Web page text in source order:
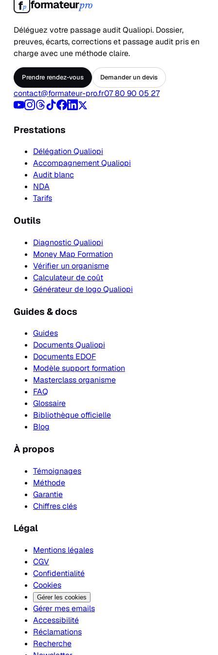
fp formateurpro
Déléguez votre passage audit Qualiopi. Dossier,
preuves, écarts, corrections et passage audit pris en
charge avec une méthode claire.
Prendre rendez-vous Demander un devis
contact@formateur-pro.fr07 80 90 05 27
Prestations
Délégation Qualiopi
Accompagnement Qualiopi
Audit blanc
NDA
Tarifs
Outils
Diagnostic Qualiopi
Money Map Formation
Vérifier un organisme
Calculateur de coût
Générateur de logo Qualiopi
Guides & docs
Guides
Documents Qualiopi
Documents EDOF
Modèle support formation
Masterclass organisme
FAQ
Glossaire
Bibliothèque officielle
Blog
À propos
Témoignages
Méthode
Garantie
Chiffres clés
Légal
Mentions légales
CGV
Confidentialité
Cookies
Gérer les cookies
Gérer mes emails
Accessibilité
Réclamations
Recherche